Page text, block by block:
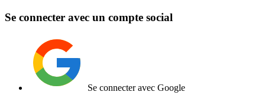
Se connecter avec un compte social
Se connecter avec Google